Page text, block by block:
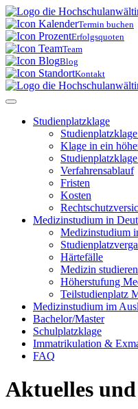
Skip
to
content
Termin buchen
Erfolgsquoten
Team
Blog
Kontakt
Studienplatzklage
Klage in ein
Verfahrens­ablauf
Fristen
Kosten
Medizinstudium in
Medizinstudium
Härtefälle
Medizin
Höherstufung
Teilstudienplatz
Medizinstudium im
Bachelor/Master
Schulplatzklage
Immatrikulation &
FAQ
Aktuelles